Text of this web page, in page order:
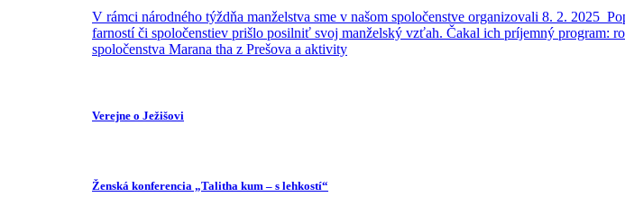
V rámci národného týždňa manželstva sme v našom spoločenstve organizovali 8. 2. 2025
farností či spoločenstiev prišlo posilniť svoj manželský vzťah. Čakal ich príjemný program:
spoločenstva Marana tha z Prešova a aktivity
Verejne o Ježišovi
Ženská konferencia „Talitha kum – s lehkostí“